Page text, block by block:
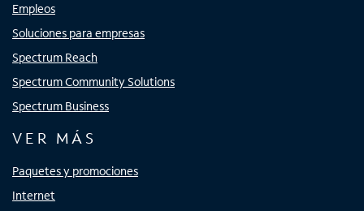
Empleos
Soluciones para empresas
Spectrum Reach
Spectrum Community Solutions
Spectrum Business
VER MÁS
Paquetes y promociones
Internet